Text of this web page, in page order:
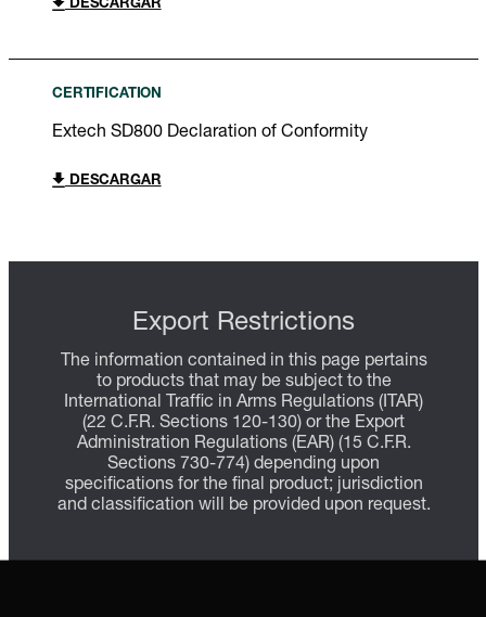
DESCARGAR
CERTIFICATION
Extech SD800 Declaration of Conformity
DESCARGAR
Export Restrictions
The information contained in this page pertains
to products that may be subject to the
International Traffic in Arms Regulations (ITAR)
(22 C.F.R. Sections 120-130) or the Export
Administration Regulations (EAR) (15 C.F.R.
Sections 730-774) depending upon
specifications for the final product; jurisdiction
and classification will be provided upon request.